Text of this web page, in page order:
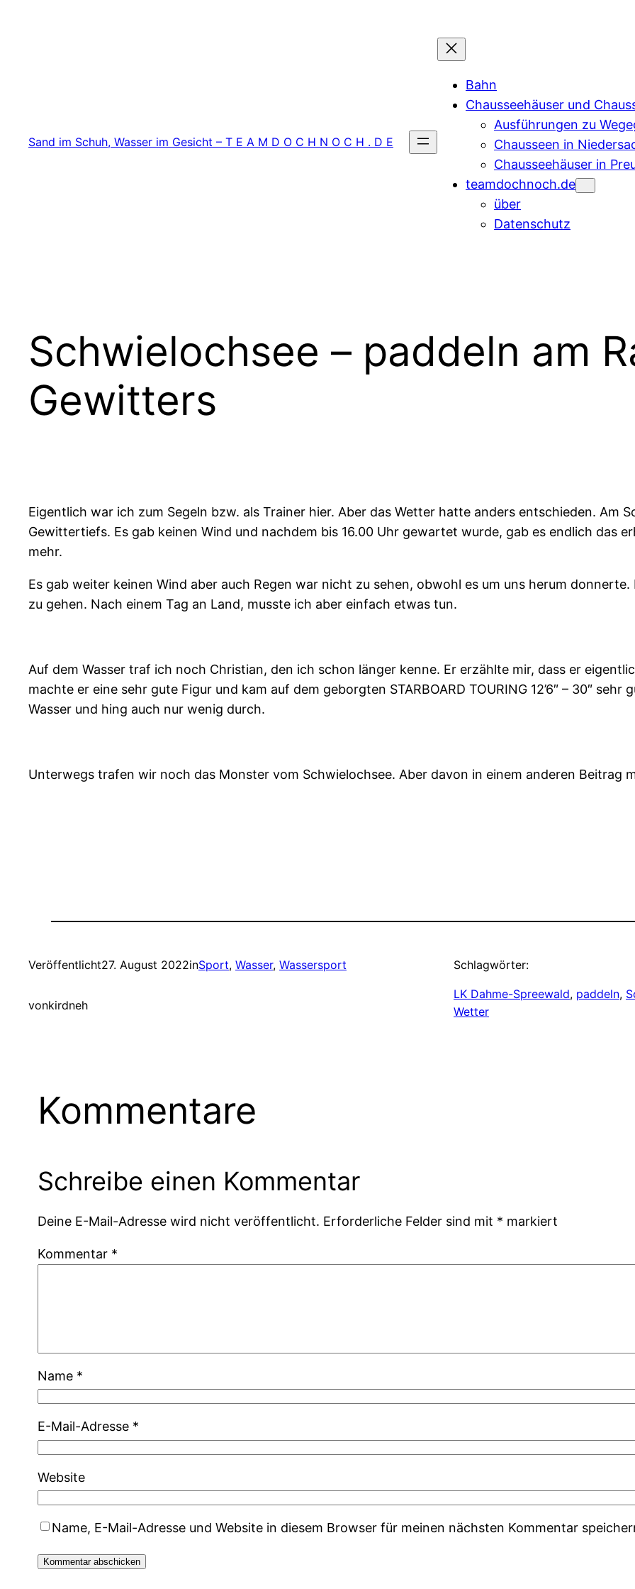
Sand im Schuh, Wasser im Gesicht – T E A M D O C H N O C H . D E
Bahn
Chausseehäuser und
Ausführungen zu
Chausseen in
Chausseehäuser in
teamdochnoch.de
über
Datenschutz
Schwielochsee – paddeln am
Gewitters
Eigentlich war ich zum Segeln bzw. als Trainer hier. Aber das Wetter hatte anders entschieden. Am
Gewittertiefs. Es gab keinen Wind und nachdem bis 16.00 Uhr gewartet wurde, gab es endlich das
mehr.
Es gab weiter keinen Wind aber auch Regen war nicht zu sehen, obwohl es um uns herum
zu gehen. Nach einem Tag an Land, musste ich aber einfach etwas tun.
Auf dem Wasser traf ich noch Christian, den ich schon länger kenne. Er erzählte mir, dass er
machte er eine sehr gute Figur und kam auf dem geborgten STARBOARD TOURING 12’6″ – 30″
Wasser und hing auch nur wenig durch.
Unterwegs trafen wir noch das Monster vom Schwielochsee. Aber davon in einem anderen Beitrag
Veröffentlicht27. August 2022inSport, Wasser, Wassersport
vonkirdneh
Schlagwörter:
LK Dahme-Spreewald, paddeln,
Wetter
Kommentare
Schreibe einen Kommentar
Deine E-Mail-Adresse wird nicht veröffentlicht. Erforderliche Felder sind mit * markiert
Kommentar *
Name *
E-Mail-Adresse *
Website
Name, E-Mail-Adresse und Website in diesem Browser für meinen nächsten Kommentar